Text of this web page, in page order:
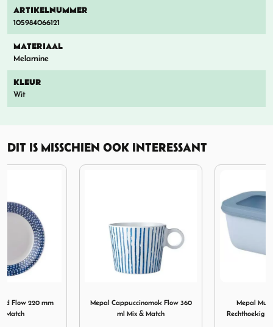
ARTIKELNUMMER
105984066121
MATERIAAL
Melamine
KLEUR
Wit
DIT IS MISSCHIEN OOK INTERESSANT
Mepal Cappuccinomok Flow 360
Mepal Multi Bowl Cirqula
Rechthoekig 750 ml Nordic Blue